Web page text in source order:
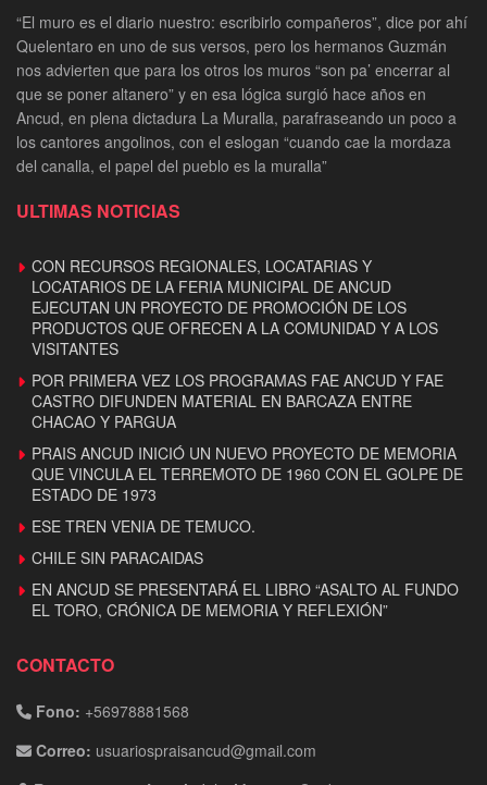
“El muro es el diario nuestro: escribirlo compañeros”, dice por ahí
Quelentaro en uno de sus versos, pero los hermanos Guzmán
nos advierten que para los otros los muros “son pa’ encerrar al
que se poner altanero” y en esa lógica surgió hace años en
Ancud, en plena dictadura La Muralla, parafraseando un poco a
los cantores angolinos, con el eslogan “cuando cae la mordaza
del canalla, el papel del pueblo es la muralla”
ULTIMAS NOTICIAS
CON RECURSOS REGIONALES, LOCATARIAS Y
LOCATARIOS DE LA FERIA MUNICIPAL DE ANCUD
EJECUTAN UN PROYECTO DE PROMOCIÓN DE LOS
PRODUCTOS QUE OFRECEN A LA COMUNIDAD Y A LOS
VISITANTES
POR PRIMERA VEZ LOS PROGRAMAS FAE ANCUD Y FAE
CASTRO DIFUNDEN MATERIAL EN BARCAZA ENTRE
CHACAO Y PARGUA
PRAIS ANCUD INICIÓ UN NUEVO PROYECTO DE MEMORIA
QUE VINCULA EL TERREMOTO DE 1960 CON EL GOLPE DE
ESTADO DE 1973
ESE TREN VENIA DE TEMUCO.
CHILE SIN PARACAIDAS
EN ANCUD SE PRESENTARÁ EL LIBRO “ASALTO AL FUNDO
EL TORO, CRÓNICA DE MEMORIA Y REFLEXIÓN”
CONTACTO
Fono: +56978881568
Correo: usuariospraisancud@gmail.com